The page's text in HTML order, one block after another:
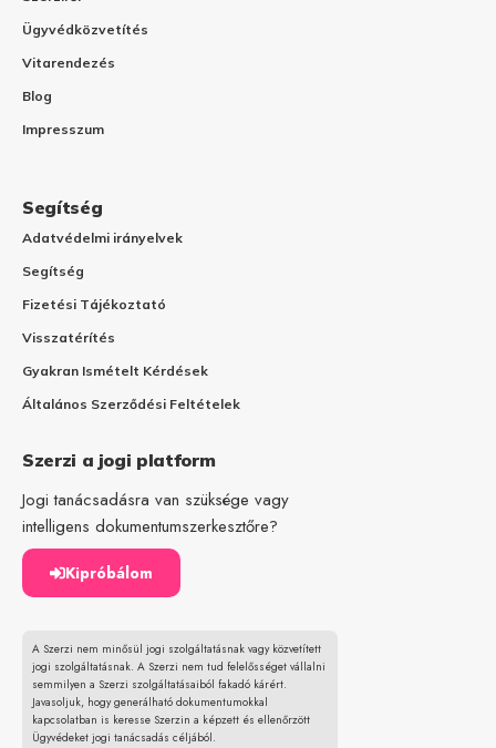
Ügyvédközvetítés
Vitarendezés
Blog
Impresszum
Segítség
Adatvédelmi irányelvek
Segítség
Fizetési Tájékoztató
Visszatérítés
Gyakran Ismételt Kérdések
Általános Szerződési Feltételek
Szerzi a jogi platform
Jogi tanácsadásra van szüksége vagy
intelligens dokumentumszerkesztőre?
Kipróbálom
A Szerzi nem minősül jogi szolgáltatásnak vagy közvetített
jogi szolgáltatásnak. A Szerzi nem tud felelősséget vállalni
semmilyen a Szerzi szolgáltatásaiból fakadó kárért.
Javasoljuk, hogy generálható dokumentumokkal
kapcsolatban is keresse Szerzin a képzett és ellenőrzött
Ügyvédeket jogi tanácsadás céljából.